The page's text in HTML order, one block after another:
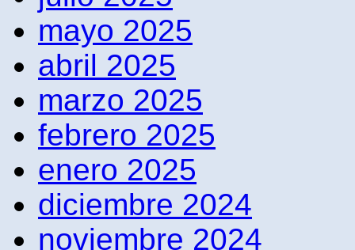
mayo 2025
abril 2025
marzo 2025
febrero 2025
enero 2025
diciembre 2024
noviembre 2024